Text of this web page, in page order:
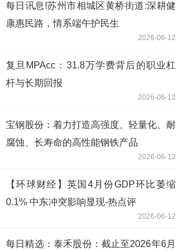
每日讯息!苏州市相城区黄桥街道:深耕健
康惠民路，情系端午护民生
2026-06-12
复旦MPAcc：31.8万学费背后的职业杠
杆与长期回报
2026-06-12
宝钢股份：着力打造高强度、轻量化、耐
腐蚀、长寿命的高性能钢铁产品
2026-06-12
【环球财经】英国4月份GDP环比萎缩
0.1% 中东冲突影响显现-热点评
2026-06-12
每日精选：泰禾股份：截止至2026年6月